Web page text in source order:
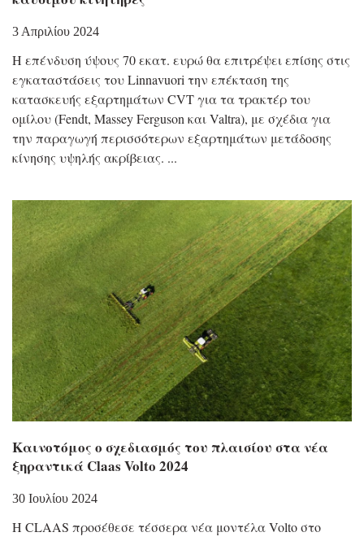
3 Απριλίου 2024
Η επένδυση ύψους 70 εκατ. ευρώ θα επιτρέψει επίσης στις
εγκαταστάσεις του Linnavuori την επέκταση της
κατασκευής εξαρτημάτων CVT για τα τρακτέρ του
ομίλου (Fendt, Massey Ferguson και Valtra), με σχέδια για
την παραγωγή περισσότερων εξαρτημάτων μετάδοσης
κίνησης υψηλής ακρίβειας.
Καινοτόμος ο σχεδιασμός του πλαισίου στα νέα
ξηραντικά Claas Volto 2024
30 Ιουλίου 2024
Η CLAAS προσέθεσε τέσσερα νέα μοντέλα Volto στο